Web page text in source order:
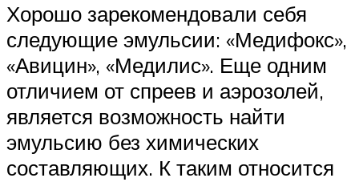
Хорошо зарекомендовали себя
следующие эмульсии: «Медифокс»,
«Авицин», «Медилис». Еще одним
отличием от спреев и аэрозолей,
является возможность найти
эмульсию без химических
составляющих. К таким относится